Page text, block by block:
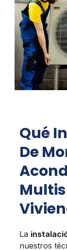
Qué
De
La
nuestros